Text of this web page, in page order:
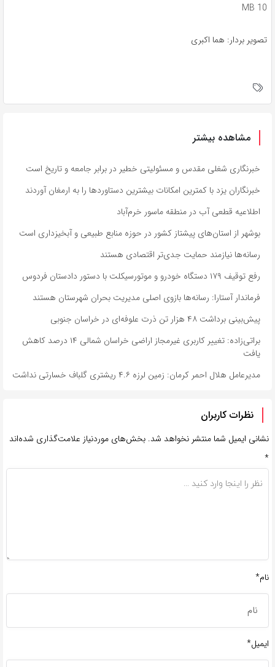
10 MB
تصویر بردار: هما اکبری
مشاهده بیشتر
خبرنگاری شغلی مقدس و مسئولیتی خطیر در برابر جامعه و تاریخ است
خبرنگاران یزد با کمترین امکانات بیشترین دستاوردها را به ارمغان آوردند
اطلاعیه قطعی آب در منطقه ماسور خرم‌آباد
بوشهر از استان‌های پیشتاز کشور در حوزه منابع طبیعی و آبخیزداری است
رسانه‌ها نیازمند حمایت جدی‌تر اقتصادی هستند
رفع توقیف ۱۷۹ دستگاه خودرو و موتورسیکلت با دستور دادستان فردوس
فرماندار آستارا: رسانه‌ها بازوی اصلی مدیریت بحران شهرستان هستند
پیش‌بینی برداشت ۴۸ هزار تن ذرت علوفه‌ای در خراسان جنوبی
براتی‌زاده: تغییر کاربری غیرمجاز اراضی خراسان شمالی ۱۴ درصد کاهش
یافت
مدیرعامل هلال احمر کرمان: زمین لرزه ۴.۶ ریشتری گلباف خسارتی نداشت
نظرات کاربران
نشانی ایمیل شما منتشر نخواهد شد. بخش‌های موردنیاز علامت‌گذاری شده‌اند
*
نام*
ایمیل*